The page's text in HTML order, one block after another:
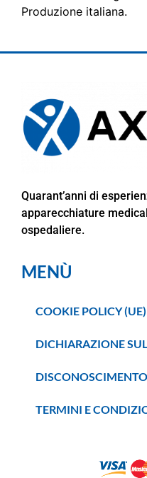
Produzione italiana.
Quarant’anni di
apparecchiature
ospedaliere.
MENÙ
COOKIE POLICY (UE)
DICHIARAZIONE
DISCONOSCIMENTO
TERMINI E